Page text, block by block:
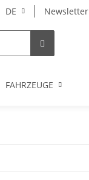
DE Newsletter
FAHRZEUGE